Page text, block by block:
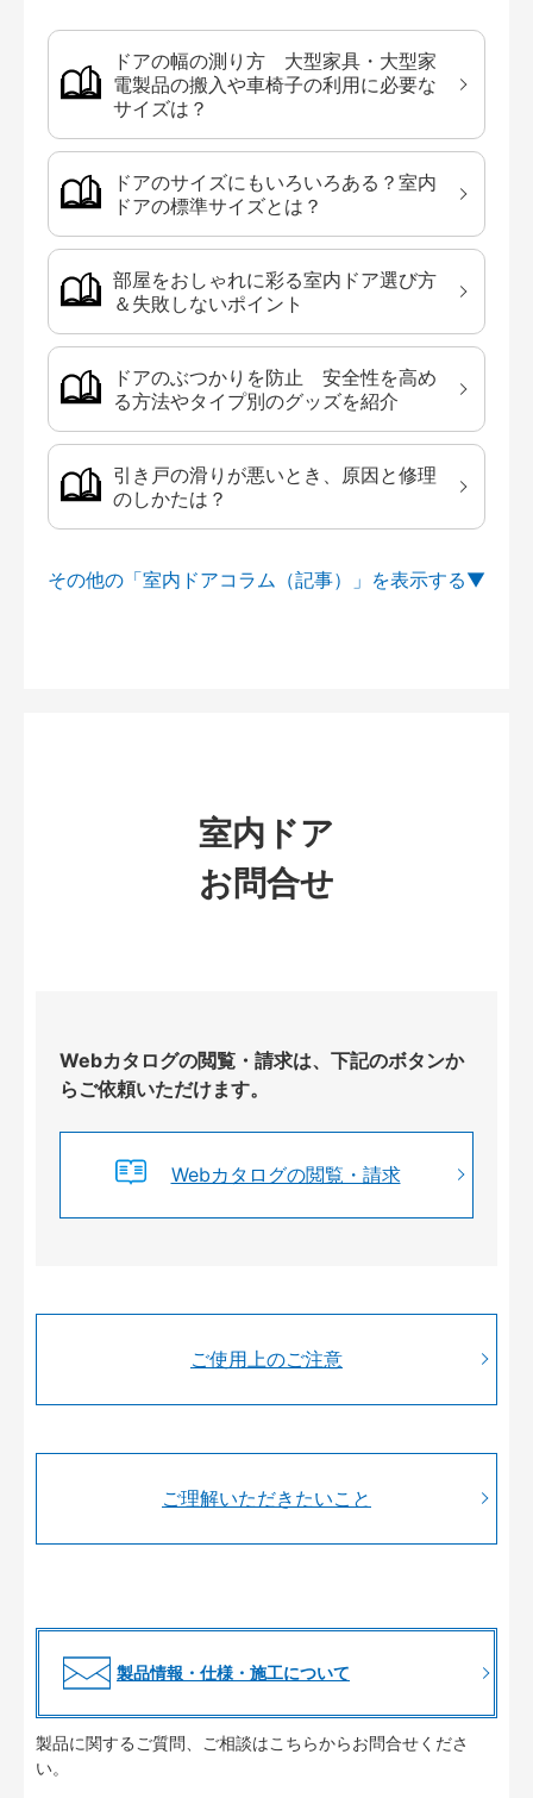
ドアの幅の測り方 大型家具・大型家
電製品の搬入や車椅子の利用に必要な
サイズは？
ドアのサイズにもいろいろある？室内
ドアの標準サイズとは？
部屋をおしゃれに彩る室内ドア選び方
＆失敗しないポイント
ドアのぶつかりを防止 安全性を高め
る方法やタイプ別のグッズを紹介
引き戸の滑りが悪いとき、原因と修理
のしかたは？
その他の「室内ドアコラム（記事）」を
室内ドア
お問合せ
Webカタログの閲覧・請求は、下記のボタンか
らご依頼いただけます。
Webカタログの閲覧・請求
ご使用上のご注意
ご理解いただきたいこと
製品情報・仕様・施工について
製品に関するご質問、ご相談はこちらからお問合せくださ
い。